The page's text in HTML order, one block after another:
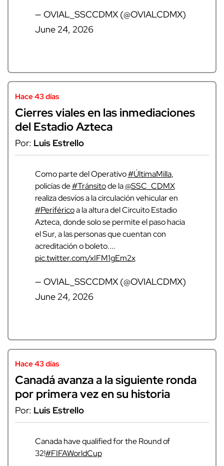
— OVIAL_SSCCDMX (@OVIALCDMX)
June 24, 2026
Hace 43 días
Cierres viales en las inmediaciones
del Estadio Azteca
Por: Luis Estrello
Como parte del Operativo#ÚltimaMilla,
policías de#Tránsitode la@SSC_CDMX
realiza desvíos a la circulación vehicular en
#Periféricoa la altura del Circuito Estadio
Azteca, donde solo se permite el paso hacia
el Sur, a las personas que cuentan con
acreditación o boleto....
pic.twitter.com/xIFM1gEm2x
— OVIAL_SSCCDMX (@OVIALCDMX)
June 24, 2026
Hace 43 días
Canadá avanza a la siguiente ronda
por primera vez en su historia
Por: Luis Estrello
Canada have qualified for the Round of
32!#FIFAWorldCup